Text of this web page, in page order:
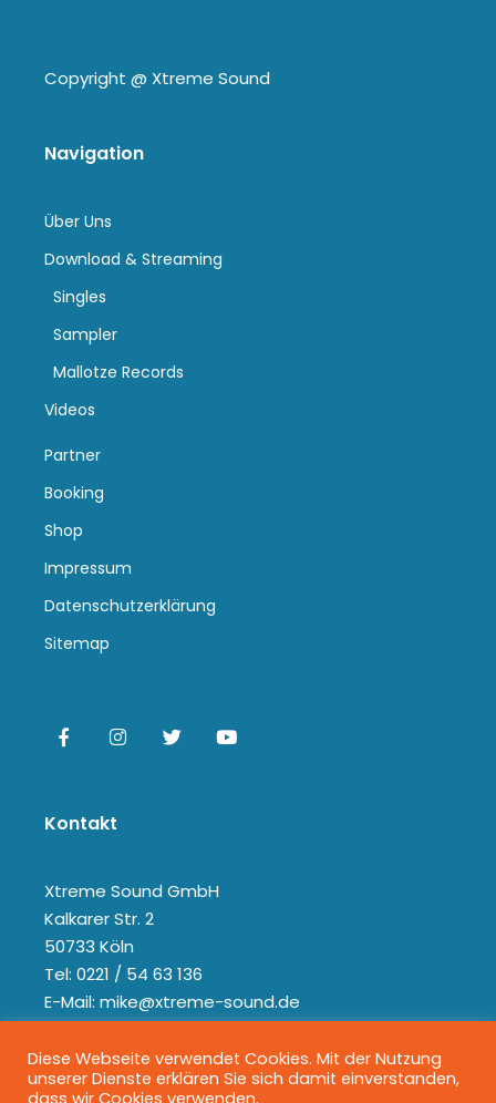
Copyright @ Xtreme Sound
Navigation
Über Uns
Download & Streaming
Singles
Sampler
Mallotze Records
Videos
Partner
Booking
Shop
Impressum
Datenschutzerklärung
Sitemap
Kontakt
Xtreme Sound GmbH
Kalkarer Str. 2
50733 Köln
Tel: 0221 / 54 63 136
E-Mail: mike@xtreme-sound.de
Diese Webseite verwendet Cookies. Mit der Nutzung
unserer Dienste erklären Sie sich damit einverstanden,
dass wir Cookies verwenden.